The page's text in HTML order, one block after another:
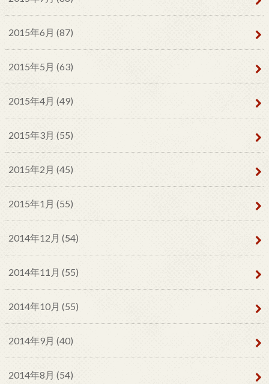
2015年6月 (87)
2015年5月 (63)
2015年4月 (49)
2015年3月 (55)
2015年2月 (45)
2015年1月 (55)
2014年12月 (54)
2014年11月 (55)
2014年10月 (55)
2014年9月 (40)
2014年8月 (54)